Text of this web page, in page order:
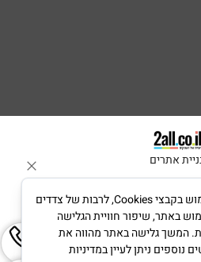
אתרים
לידיעתך, באתרנו נעשה שימוש בקבצי Cookies, לרבות של צדדים
באתר, שיפור חוויית הגלישה
המשך גלישה באתר מהווה את
ניתן לעיין במדיניות